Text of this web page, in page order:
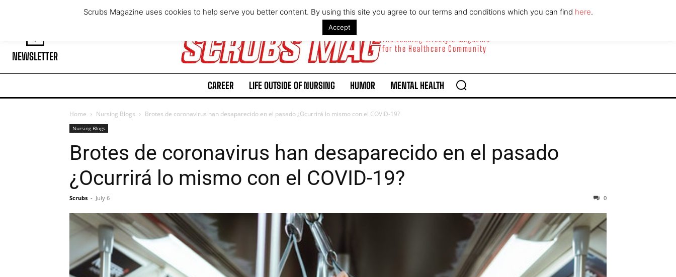
Thursday, August 6, 2026
NEWSLETTER
The Leading Lifestyle Magazine
for the Healthcare Community
CAREER LIFE OUTSIDE OF NURSING HUMOR MENTAL HEALTH
Home Nursing Blogs Brotes de coronavirus han desaparecido en el pasado ¿Ocurrirá lo mismo con el COVID-19?
Nursing Blogs
Brotes de coronavirus han desaparecido en el pasado
¿Ocurrirá lo mismo con el COVID-19?
Scrubs - July 6 0
Scrubs Magazine uses cookies to help serve you better content. By using this site you agree to our terms and conditions which you can find here.
Accept